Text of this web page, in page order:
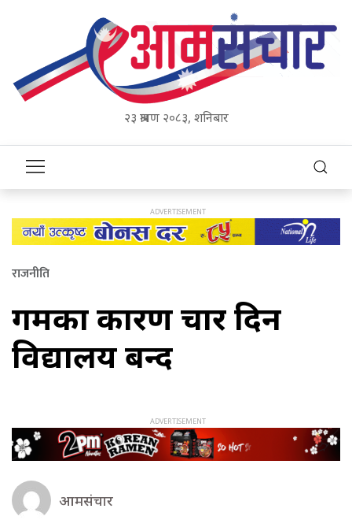
२३ श्रावण २०८३, शनिबार
राजनीति
गर्मीका कारण चार दिन
विद्यालय बन्द
आमसंचार